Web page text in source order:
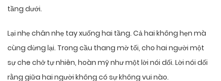
tầng dưới.
Lại nhẹ chân nhẹ tay xuống hai tầng. Cả hai không hẹn mà
cùng dừng lại. Trong cầu thang mờ tối, cho hai người một
sự che chở tự nhiên, hoàn mỹ như một lời nói dối. Lời nói dối
rằng giữa hai người không có sự không vui nào.